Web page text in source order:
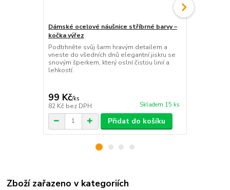
Dámské ocelové náušnice stříbrné barvy –
kočka výřez
Podtrhněte svůj šarm hravým detailem a
vneste do všedních dnů elegantní jiskru se
snovým šperkem, který oslní čistou linií a
lehkostí.
99 Kč/ks
82 Kč bez DPH Skladem 15 ks
Přidat do košíku
Zboží zařazeno v kategoriích